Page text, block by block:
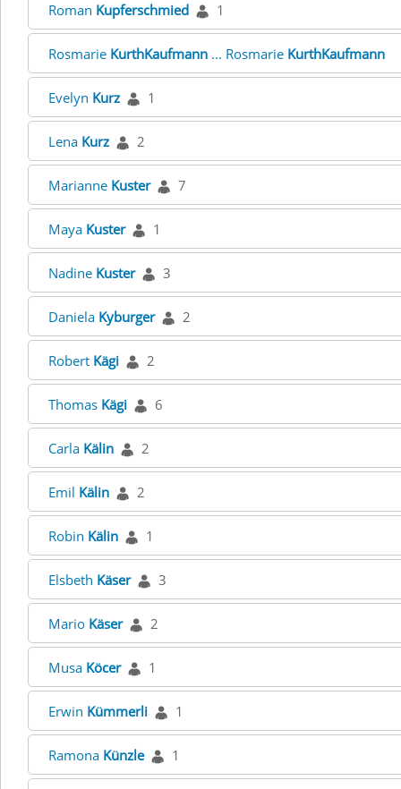
Roman Kupferschmied 1
Rosmarie KurthKaufmann ... Rosmarie KurthKaufmann
Evelyn Kurz 1
Lena Kurz 2
Marianne Kuster 7
Maya Kuster 1
Nadine Kuster 3
Daniela Kyburger 2
Robert Kägi 2
Thomas Kägi 6
Carla Kälin 2
Emil Kälin 2
Robin Kälin 1
Elsbeth Käser 3
Mario Käser 2
Musa Köcer 1
Erwin Kümmerli 1
Ramona Künzle 1